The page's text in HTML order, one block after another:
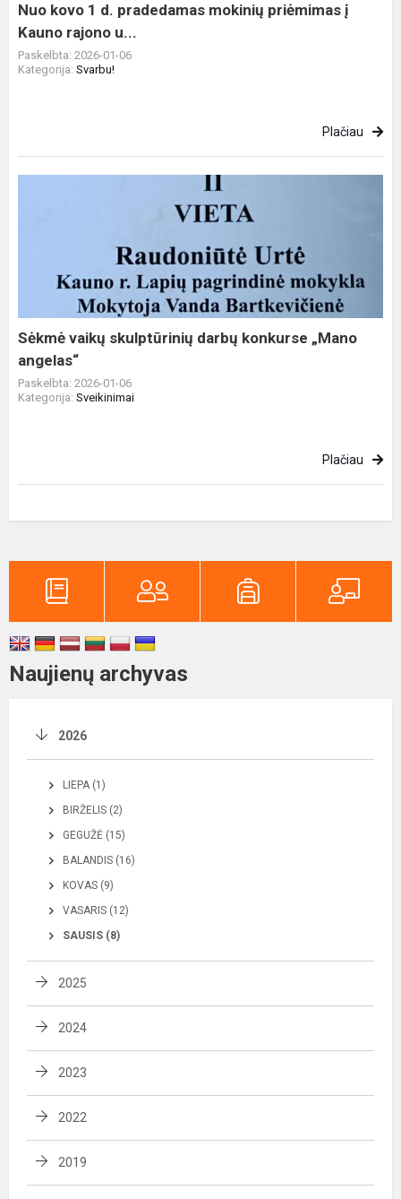
į
Kauno
rajono
u...
Nuo kovo 1 d. pradedamas mokinių priėmimas į
Kauno rajono u...
Paskelbta: 2026-01-06
Kategorija: Svarbu!
Plačiau
konkurse
„Mano
Sėkmė vaikų skulptūrinių darbų konkurse „Mano
angelas“
Paskelbta: 2026-01-06
Kategorija: Sveikinimai
Plačiau
Naujienų archyvas
2026
LIEPA (1)
BIRŽELIS (2)
GEGUŽĖ (15)
BALANDIS (16)
KOVAS (9)
VASARIS (12)
SAUSIS (8)
2025
2024
2023
2022
2019